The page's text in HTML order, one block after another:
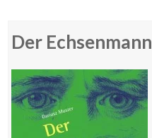
zum
Der Echsenmann